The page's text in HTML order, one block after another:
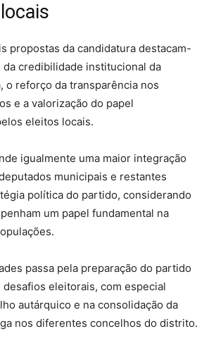
propostas da candidatura destacam-
da credibilidade institucional da
o reforço da transparência nos
e a valorização do papel
eleitos locais.
igualmente uma maior integração
municipais e restantes
política do partido, considerando
um papel fundamental na
passa pela preparação do partido
desafios eleitorais, com especial
autárquico e na consolidação da
nos diferentes concelhos do distrito.